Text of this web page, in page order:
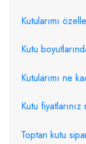
Kutularımı
Kutu
Kutularımı ne
Kutu
Toptan kutu